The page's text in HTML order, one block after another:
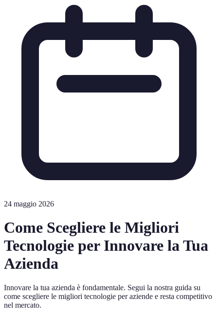
24 maggio 2026
Come Scegliere le Migliori
Tecnologie per Innovare la Tua
Azienda
Innovare la tua azienda è fondamentale. Segui la nostra guida su
come scegliere le migliori tecnologie per aziende e resta competitivo
nel mercato.